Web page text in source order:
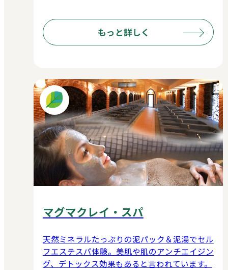
もっと詳しく
マグマクレイ・スパ
天然ミネラルたっぷりの泥パック＆泥湯でセル
フエステスパ体験。美肌や肌のアンチエイジン
グ、デトックス効果もあると言われています。